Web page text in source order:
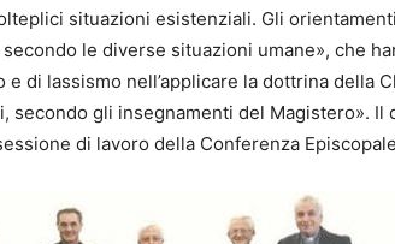
situazioni esistenziali. Gli
le diverse situazioni umane», che
di lassismo nell’applicare la dottrina della
secondo gli insegnamenti del Magistero». Il
di lavoro della Conferenza